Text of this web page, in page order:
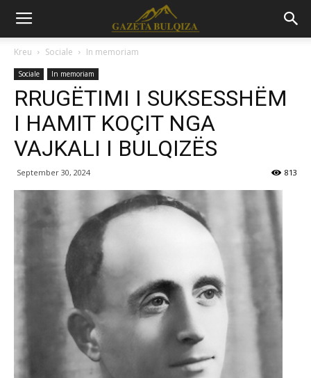
Kreu Sociale In memoriam
Sociale In memoriam
RRUGËTIMI I SUKSESSHËM
I HAMIT KOÇIT NGA
VAJKALI I BULQIZËS
September 30, 2024 813